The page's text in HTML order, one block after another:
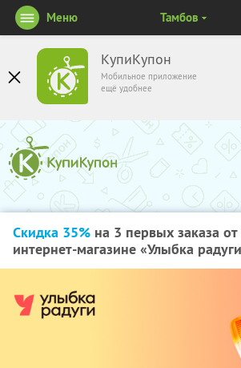
КупиКупон
Мобильное приложение
ещё удобнее
Меню Тамбов
Скидка 35% на 3 первых заказа
интернет-магазине «Улыбка